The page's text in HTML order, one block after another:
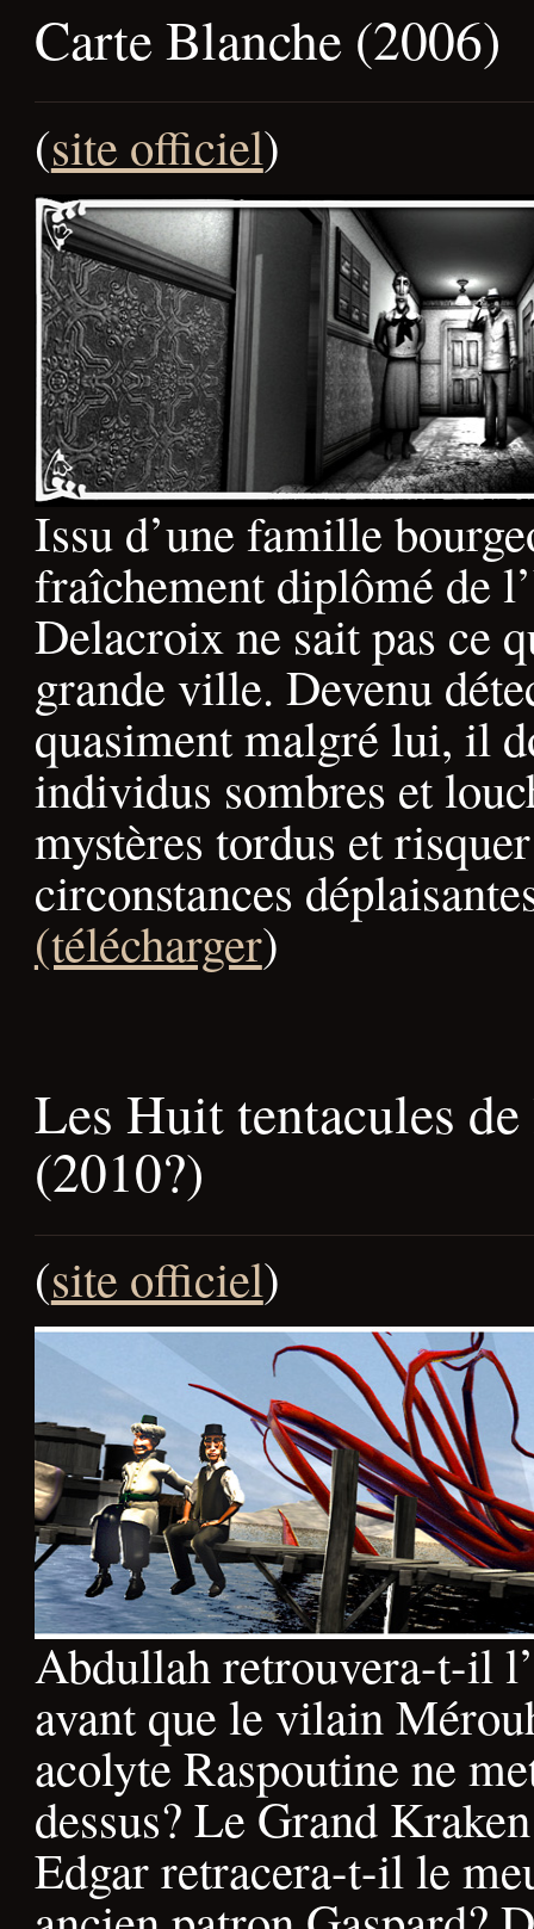
Carte Blanche (2006)
(site officiel)
Issu d’une famille
fraîchement diplômé de
Delacroix ne sait pas ce
grande ville. Devenu
quasiment malgré lui, il
individus sombres et
mystères tordus et
circonstances
(télécharger)
Les Huit tentacules de
(2010?)
(site officiel)
Abdullah retrouvera-t-il
avant que le vilain
acolyte Raspoutine ne
dessus? Le Grand
Edgar retracera-t-il le